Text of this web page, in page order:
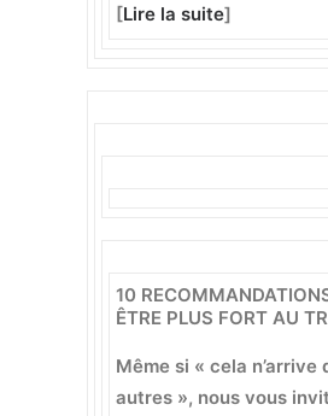
[Lire la suite]
10
ÊTRE PLUS FORT AU
Même si « cela n’arrive
autres », nous vous